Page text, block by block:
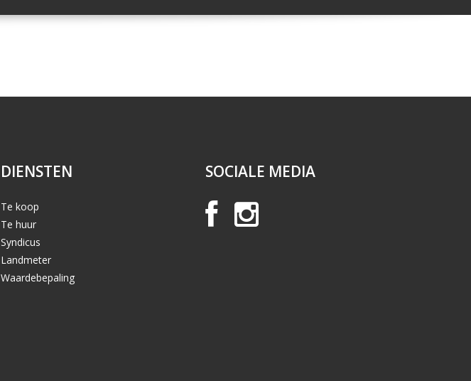
DIENSTEN
Te koop
Te huur
Syndicus
Landmeter
Waardebepaling
SOCIALE MEDIA